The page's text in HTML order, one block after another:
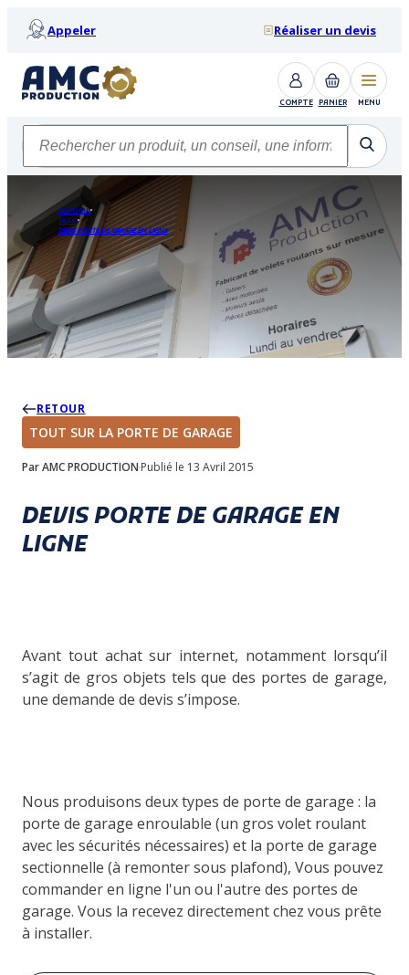
Appeler Réaliser un devis
COMPTE PANIER MENU
ACCUEIL
BLOG
DEVIS PORTE DE GARAGE EN LIGNE
RETOUR
TOUT SUR LA PORTE DE GARAGE
Par AMC PRODUCTION Publié le 13 Avril 2015
DEVIS PORTE DE GARAGE EN
LIGNE
Avant tout achat sur internet, notamment lorsqu’il
s’agit de gros objets tels que des portes de garage,
une demande de devis s’impose.
Nous produisons deux types de porte de garage : la
porte de garage enroulable (un gros volet roulant
avec les sécurités nécessaires) et la porte de garage
sectionnelle (à remonter sous plafond), Vous pouvez
commander en ligne l'un ou l'autre des portes de
garage. Vous la recevez directement chez vous prête
à installer.